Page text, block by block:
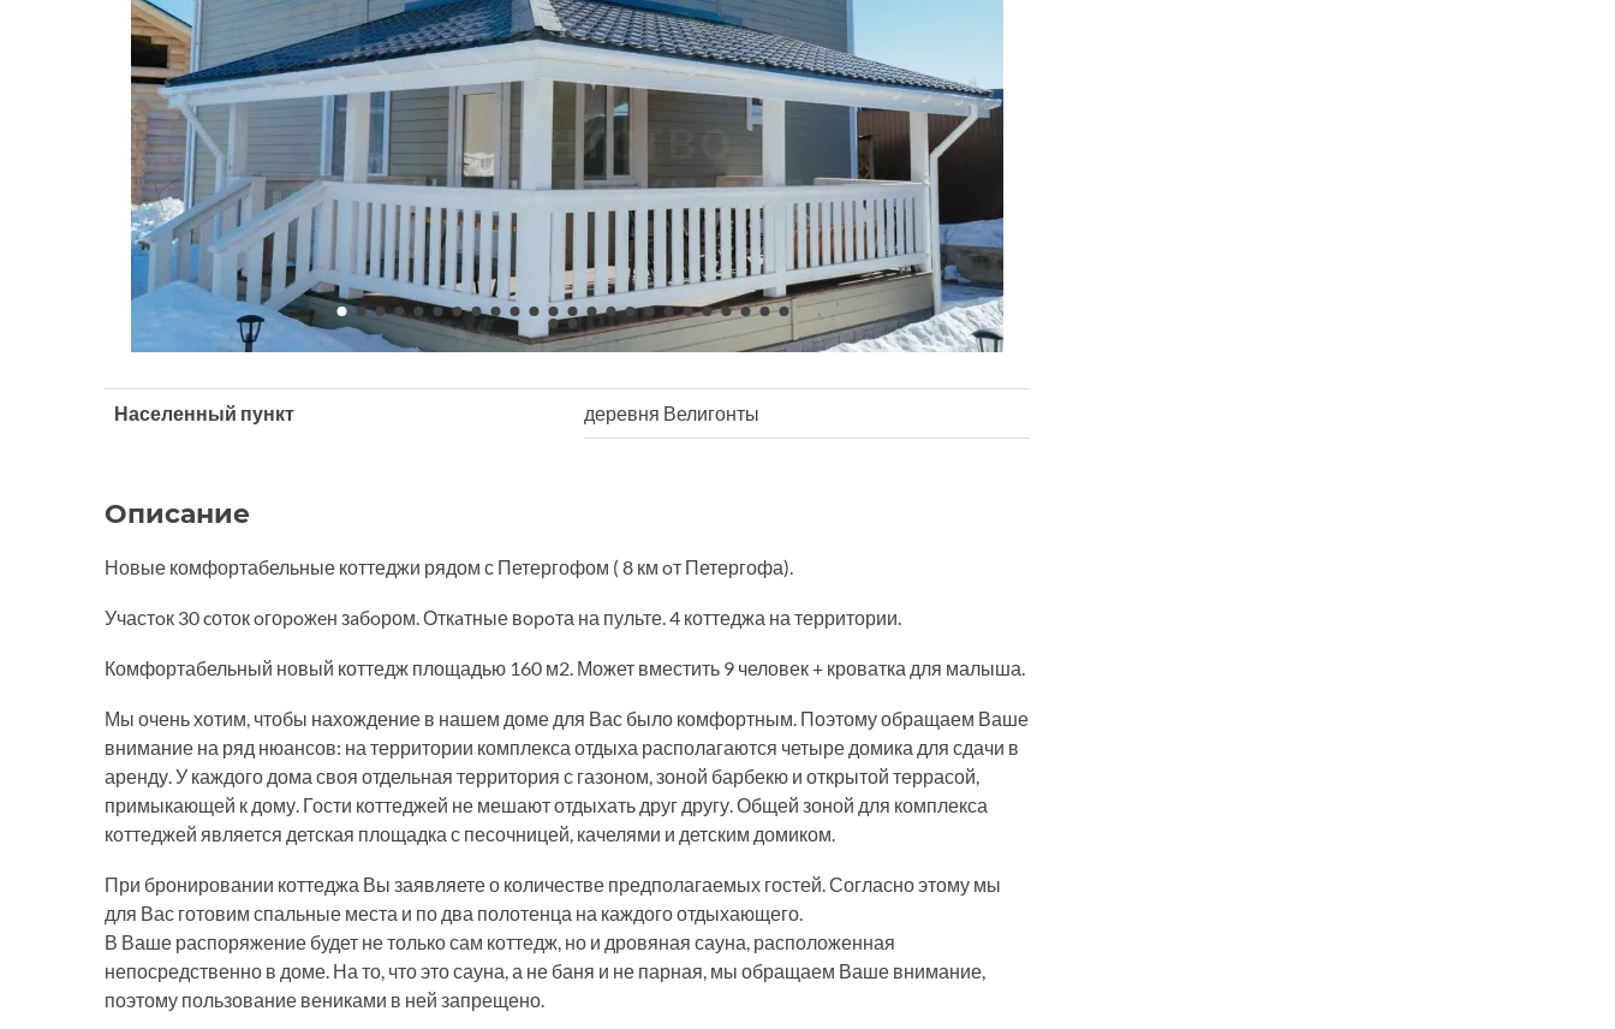
Населенный пункт деревня Велигонты
Описание
Новые комфортабельные коттеджи рядом с Петергофом ( 8 км oт Петергофа).
Участoк 30 cоток oгоpoжeн зaбoром. Откaтные вopoта на пульте. 4 коттеджа на территории.
Комфортабельный новый коттедж площадью 160 м2. Может вместить 9 человек + кроватка для малыша.
Мы очень хотим, чтобы нахождение в нашем доме для Вас было комфортным. Поэтому обращаем Ваше
внимание на ряд нюансов: на территории комплекса отдыха располагаются четыре домика для сдачи в
аренду. У каждого дома своя отдельная территория с газоном, зоной барбекю и открытой террасой,
примыкающей к дому. Гости коттеджей не мешают отдыхать друг другу. Общей зоной для комплекса
коттеджей является детская площадка с песочницей, качелями и детским домиком.
При бронировании коттеджа Вы заявляете о количестве предполагаемых гостей. Согласно этому мы
для Вас готовим спальные места и по два полотенца на каждого отдыхающего.
В Ваше распоряжение будет не только сам коттедж, но и дровяная сауна, расположенная
непосредственно в доме. На то, что это сауна, а не баня и не парная, мы обращаем Ваше внимание,
поэтому пользование вениками в ней запрещено.